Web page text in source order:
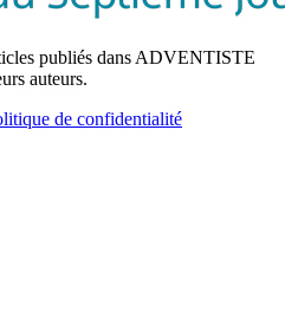
publiés dans ADVENTISTE
auteurs.
de confidentialité